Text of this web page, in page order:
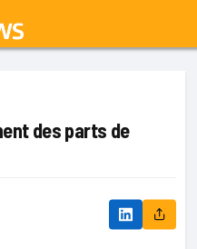
des parts de